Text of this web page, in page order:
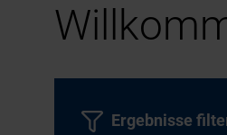
Ergebnisse